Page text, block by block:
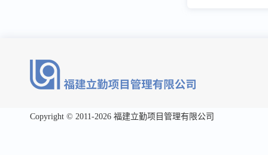
Copyright © 2011-2026 福建立勤项目管理有限公司